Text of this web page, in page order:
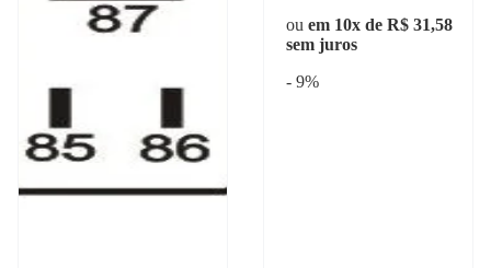
ou em 10x de R$ 31,58
sem juros
- 9%